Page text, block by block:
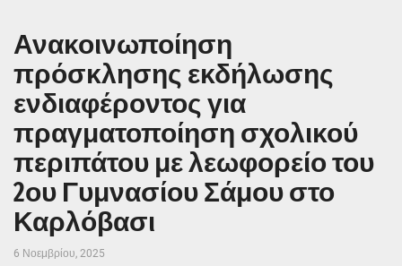
Ανακοινωποίηση
πρόσκλησης εκδήλωσης
ενδιαφέροντος για
πραγματοποίηση σχολικού
περιπάτου με λεωφορείο του
2ου Γυμνασίου Σάμου στο
Καρλόβασι
6 Νοεμβρίου, 2025